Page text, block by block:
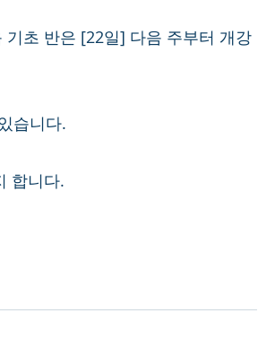
초 반은 [22일] 다음 주부터 개강
습니다.
합니다.